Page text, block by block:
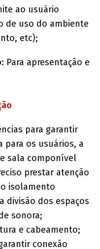
ao usuário
de uso do ambiente
etc);
: Para apresentação e
para garantir
para os usuários, a
sala componível
prestar atenção
isolamento
divisão dos espaços
sonora;
e cabeamento;
conexão